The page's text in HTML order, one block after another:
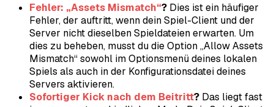
Fehler: „Assets Mismatch“? Dies ist ein häufiger
Fehler, der auftritt, wenn dein Spiel-Client und der
Server nicht dieselben Spieldateien erwarten. Um
dies zu beheben, musst du die Option „Allow Assets
Mismatch“ sowohl im Optionsmenü deines lokalen
Spiels als auch in der Konfigurationsdatei deines
Servers aktivieren.
Sofortiger Kick nach dem Beitritt? Das liegt fast